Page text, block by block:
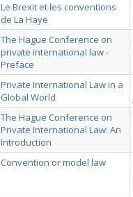
Le Brexit et les conventions
de La Haye
The Hague Conference on
private international law -
Preface
Private International Law in a
Global World
The Hague Conference on
Private International Law: An
Introduction
Convention or model law